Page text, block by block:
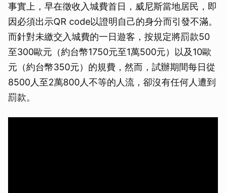
事實上，早在徵收入城費首日，威尼斯當地居民，即
因必須出示QR code以證明自己的身分而引發不滿。
而針對未繳交入城費的一日遊客，按規定將罰款50
至300歐元（約台幣1750元至1萬500元）以及10歐
元（約台幣350元）的規費，然而，試辦期間每日從
8500人至2萬800人不等的人流，卻沒有任何人遭到
罰款。